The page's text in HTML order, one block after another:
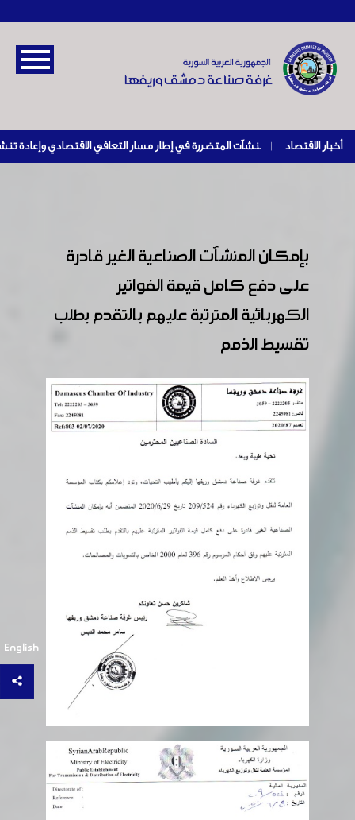
أخبار الاقتصاد |
English
بإمكان المنشآت الصناعية الغير قادرة
على دفع كامل قيمة الفواتير
الكهربائية المترتبة عليهم بالتقدم بطلب
تقسيط الذمم